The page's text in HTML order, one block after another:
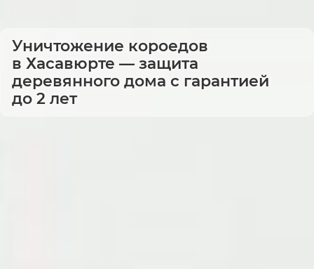
Уничтожение короедов
в Хасавюрте — защита
деревянного дома с гарантией
до 2 лет